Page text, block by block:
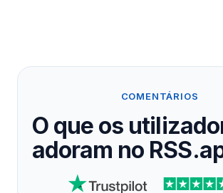
COMENTÁRIOS
O que os
adoram no